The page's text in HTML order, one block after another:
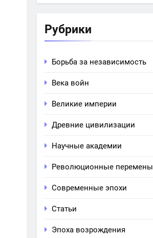
Рубрики
Борьба за независимость
Века войн
Великие империи
Древние цивилизации
Научные академии
Революционные перемены
Современные эпохи
Статьи
Эпоха возрождения